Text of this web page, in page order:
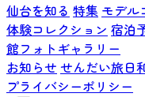
仙台を知る 特集 モデル
体験コレクション 宿泊
館フォトギャラリー
お知らせ せんだい旅日
プライバシーポリシー